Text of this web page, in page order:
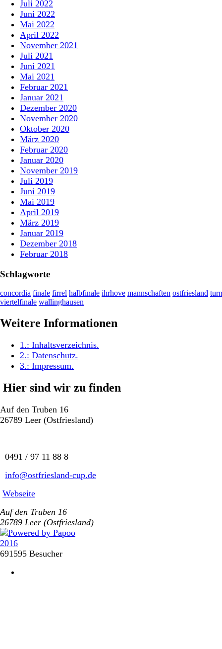
Juli 2022
Juni 2022
Mai 2022
April 2022
November 2021
Juli 2021
Juni 2021
Mai 2021
Februar 2021
Januar 2021
Dezember 2020
November 2020
Oktober 2020
März 2020
Februar 2020
Januar 2020
November 2019
Juli 2019
Juni 2019
Mai 2019
April 2019
März 2019
Januar 2019
Dezember 2018
Februar 2018
Schlagworte
concordia finale firrel halbfinale ihrhove mannschaften ostfriesland
viertelfinale wallinghausen
Weitere Informationen
1.: Inhaltsverzeichnis.
2.: Datenschutz.
3.: Impressum.
Hier sind wir zu finden
Auf den Truben 16
26789 Leer (Ostfriesland)
0491 / 97 11 88 8
info@ostfriesland-cup.de
Webseite
Auf den Truben 16
26789 Leer (Ostfriesland)
691595 Besucher